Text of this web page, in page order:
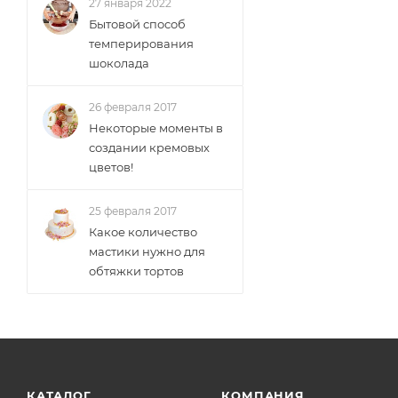
27 января 2022
Бытовой способ
темперирования
шоколада
26 февраля 2017
Некоторые моменты в
создании кремовых
цветов!
25 февраля 2017
Какое количество
мастики нужно для
обтяжки тортов